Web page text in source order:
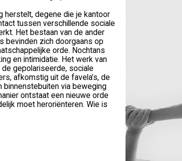
herstelt, degene die je kantoor
tussen verschillende sociale
Het bestaan van de ander
bevinden zich doorgaans op
orde. Nochtans
en intimidatie. Het werk van
gepolariseerde, sociale
afkomstig uit de favela’s, de
binnenstebuiten via beweging
ontstaat een nieuwe orde
moet heroriënteren. Wie is